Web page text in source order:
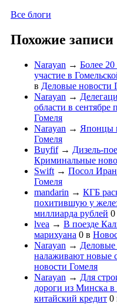
Все блоги
Похожие записи
Narayan → Более
участие в
в Деловые новости
Narayan →
области в сентябре
Гомеля
Narayan → Японцы
Гомеля
Buyfif→ Дизель-
Криминальные
Swift → Посол
Гомеля
mandarin → КГБ
похитившую у
миллиарда рублей 0
lvea → В поезде
марихуана 0 в
Narayan → Деловые
налаживают новые
новости Гомеля
Narayan → Для
дороги из Минска в
китайский кредит 0